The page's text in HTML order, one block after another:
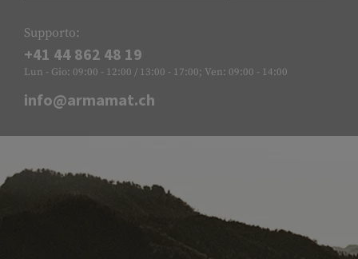
Supporto:
+41 44 862 48 19
Lun - Gio: 09:00 - 12:00 / 13:00 - 17:00; Ven: 09:00 - 14:00
info@armamat.ch